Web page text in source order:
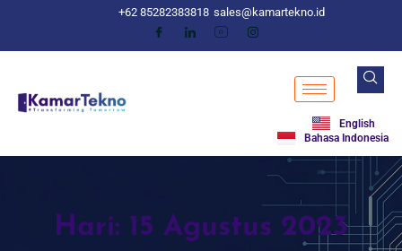
+62 85282383818 sales@kamartekno.id
English
Bahasa Indonesia
Hari: 15 Agustus 2023